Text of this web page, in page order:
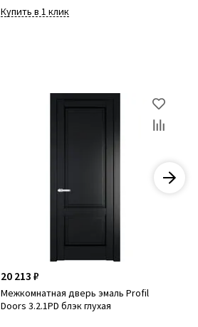
Купить в 1 клик
20 213 ₽
Межкомнатная дверь эмаль Profil
Doors 3.2.1PD блэк глухая